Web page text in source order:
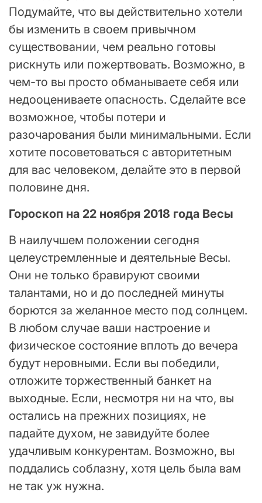
Подумайте, что вы действительно хотели
бы изменить в своем привычном
существовании, чем реально готовы
рискнуть или пожертвовать. Возможно, в
чем-то вы просто обманываете себя или
недооцениваете опасность. Сделайте все
возможное, чтобы потери и
разочарования были минимальными. Если
хотите посоветоваться с авторитетным
для вас человеком, делайте это в первой
половине дня.
Гороскоп на 22 ноября 2018 года Весы
В наилучшем положении сегодня
целеустремленные и деятельные Весы.
Они не только бравируют своими
талантами, но и до последней минуты
борются за желанное место под солнцем.
В любом случае ваши настроение и
физическое состояние вплоть до вечера
будут неровными. Если вы победили,
отложите торжественный банкет на
выходные. Если, несмотря ни на что, вы
остались на прежних позициях, не
падайте духом, не завидуйте более
удачливым конкурентам. Возможно, вы
поддались соблазну, хотя цель была вам
не так уж нужна.